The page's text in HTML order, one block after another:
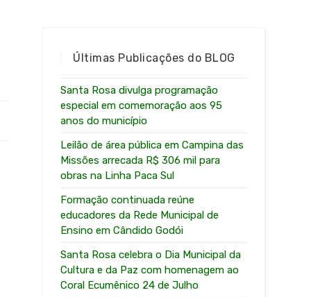
Últimas Publicações do BLOG
Santa Rosa divulga programação
especial em comemoração aos 95
anos do município
Leilão de área pública em Campina das
Missões arrecada R$ 306 mil para
obras na Linha Paca Sul
Formação continuada reúne
educadores da Rede Municipal de
Ensino em Cândido Godói
Santa Rosa celebra o Dia Municipal da
Cultura e da Paz com homenagem ao
Coral Ecumênico 24 de Julho